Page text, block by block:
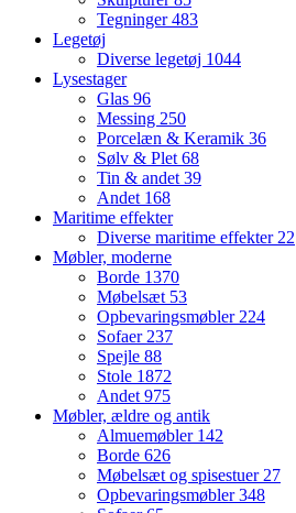
Tegninger483
Legetøj
Diverse legetøj 1044
Lysestager
Glas 96
Messing 250
Porcelæn & Keramik 36
Sølv & Plet68
Tin & andet39
Andet 168
Maritime effekter
Diverse maritime effekter22
Møbler, moderne
Borde 1370
Møbelsæt 53
Opbevaringsmøbler224
Sofaer237
Spejle 88
Stole 1872
Andet975
Møbler, ældre og antik
Almuemøbler 142
Borde 626
Møbelsæt og spisestuer27
Opbevaringsmøbler348